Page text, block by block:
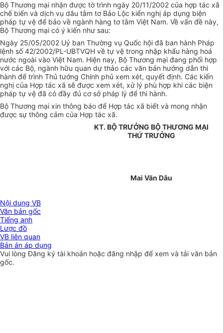
Bộ Thương mại nhận được tờ trình ngày 20/11/2002 của hợp tác xã
chế biến và dịch vụ dâu tằm tơ Bảo Lộc kiến nghị áp dụng biện
pháp tự vệ để bảo về ngành hàng tơ tằm Việt Nam. Về vấn đề này,
Bộ Thương mại có ý kiến như sau:
Ngày 25/05/2002 Uỷ ban Thường vụ Quốc hội đã ban hành Pháp
lệnh số 42/2002/PL-UBTVQH về tự vệ trong nhập khẩu hàng hoá
nước ngoài vào Việt Nam. Hiện nay, Bộ Thương mại đang phối hợp
với các Bộ, ngành hữu quan dự thảo các văn bản hướng dẫn thi
hành để trình Thủ tướng Chính phủ xem xét, quyết định. Các kiến
nghị của Hợp tác xã sẽ được xem xét, xử lý phù hợp khi các biện
pháp tự vệ đã có đầy đủ cơ sở pháp lý để thi hành.
Bộ Thương mại xin thông báo để Hợp tác xã biết và mong nhận
được sự thông cảm của Hợp tác xã.
KT. BỘ TRƯỞNG BỘ THƯƠNG MẠI
THỨ TRƯỞNG
Mai Văn Dâu
Nội dung VB
Văn bản gốc
Tiếng anh
Lược đồ
VB liên quan
Bản án áp dụng
Vui lòngĐăng ký tài khoản hoặc đăng nhập để xem và tải văn bản
gốc.